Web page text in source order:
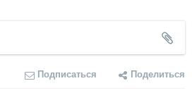
Подписаться Поделиться